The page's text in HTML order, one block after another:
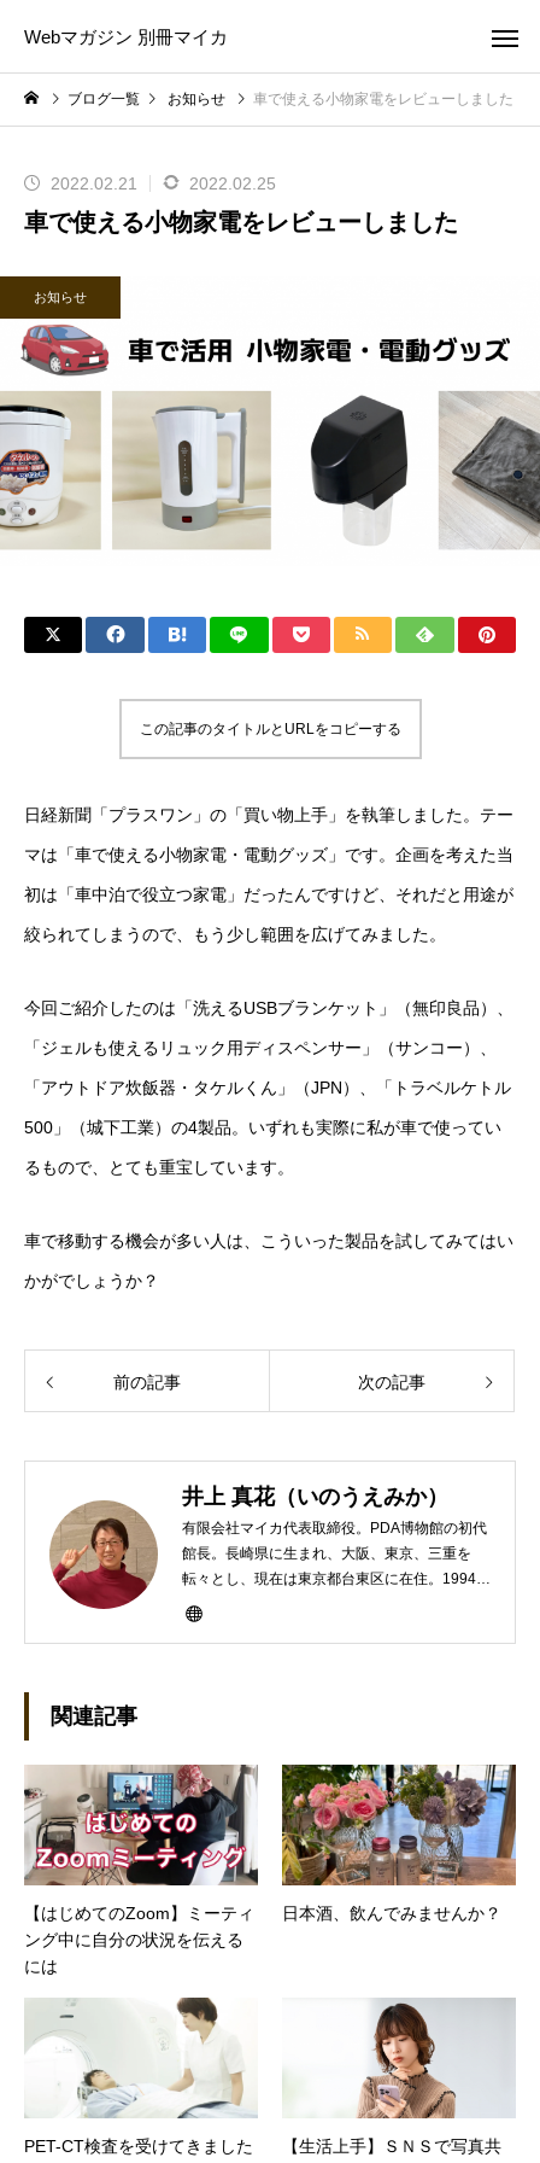
Webマガジン 別冊マイカ
ブログ一覧 お知らせ 車で使える小物家電をレビューしました
2022.02.21 2022.02.25
車で使える小物家電をレビューしました
お知らせ
この記事のタイトルとURLをコピーする
日経新聞「プラスワン」の「買い物上手」を執筆しました。テー
マは「車で使える小物家電・電動グッズ」です。企画を考えた当
初は「車中泊で役立つ家電」だったんですけど、それだと用途が
絞られてしまうので、もう少し範囲を広げてみました。
今回ご紹介したのは「洗えるUSBブランケット」（無印良品）、
「ジェルも使えるリュック用ディスペンサー」（サンコー）、
「アウトドア炊飯器・タケルくん」（JPN）、「トラベルケトル
500」（城下工業）の4製品。いずれも実際に私が車で使ってい
るもので、とても重宝しています。
車で移動する機会が多い人は、こういった製品を試してみてはい
かがでしょうか？
前の記事 次の記事
井上 真花（いのうえみか）
有限会社マイカ代表取締役。PDA博物館の初代
館長。長崎県に生まれ、大阪、東京、三重を
転々とし、現在は東京都台東区に在住。1994年
にHP100LXと出会ったのをきかっけに、フリ
制作。プライベートでは、井上円了哲学塾の第
一期修了生として「哲学カフェ＠神保町」の世
話人、2020年以降は「なごテツ」のオンライン
カフェの世話人を務める。趣味は考えること。
関連記事
【はじめてのZoom】ミーティ
ング中に自分の状況を伝える
には
日本酒、飲んでみませんか？
PET-CT検査を受けてきました
【生活上手】ＳＮＳで写真共